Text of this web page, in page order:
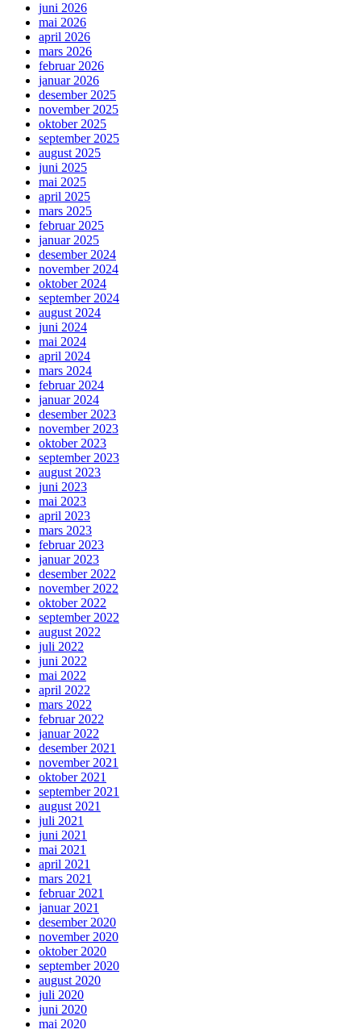
juni 2026
mai 2026
april 2026
mars 2026
februar 2026
januar 2026
desember 2025
november 2025
oktober 2025
september 2025
august 2025
juni 2025
mai 2025
april 2025
mars 2025
februar 2025
januar 2025
desember 2024
november 2024
oktober 2024
september 2024
august 2024
juni 2024
mai 2024
april 2024
mars 2024
februar 2024
januar 2024
desember 2023
november 2023
oktober 2023
september 2023
august 2023
juni 2023
mai 2023
april 2023
mars 2023
februar 2023
januar 2023
desember 2022
november 2022
oktober 2022
september 2022
august 2022
juli 2022
juni 2022
mai 2022
april 2022
mars 2022
februar 2022
januar 2022
desember 2021
november 2021
oktober 2021
september 2021
august 2021
juli 2021
juni 2021
mai 2021
april 2021
mars 2021
februar 2021
januar 2021
desember 2020
november 2020
oktober 2020
september 2020
august 2020
juli 2020
juni 2020
mai 2020